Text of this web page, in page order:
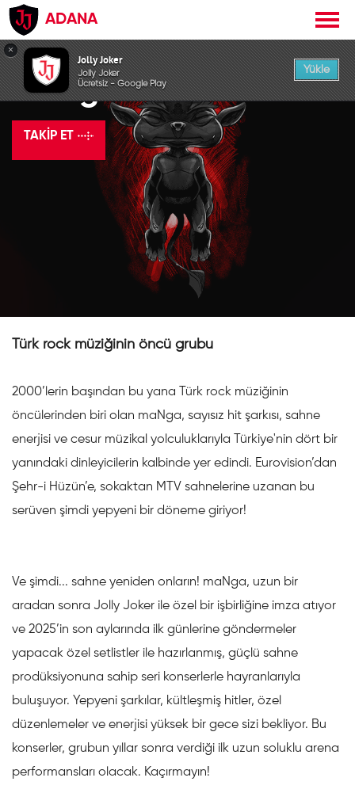
ADANA
Manga
TAKIP ET
Türk rock müziğinin öncü grubu
2000’lerin başından bu yana Türk rock müziğinin
öncülerinden biri olan maNga, sayısız hit şarkısı, sahne
enerjisi ve cesur müzikal yolculuklarıyla Türkiye'nin dört bir
yanındaki dinleyicilerin kalbinde yer edindi. Eurovision’dan
Şehr-i Hüzün’e, sokaktan MTV sahnelerine uzanan bu
serüven şimdi yepyeni bir döneme giriyor!
Ve şimdi... sahne yeniden onların! maNga, uzun bir
aradan sonra Jolly Joker ile özel bir işbirliğine imza atıyor
ve 2025’in son aylarında ilk günlerine göndermeler
yapacak özel setlistler ile hazırlanmış, güçlü sahne
prodüksiyonuna sahip seri konserlerle hayranlarıyla
buluşuyor. Yepyeni şarkılar, kültleşmiş hitler, özel
düzenlemeler ve enerjisi yüksek bir gece sizi bekliyor. Bu
konserler, grubun yıllar sonra verdiği ilk uzun soluklu arena
performansları olacak. Kaçırmayın!
×
Jolly Joker
Jolly Joker
Ücretsiz - Google Play
Yükle